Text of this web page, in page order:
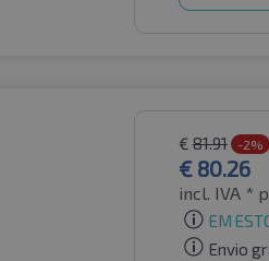
€ 81.91 -2%
€ 80.26
incl. IVA *
EM
Envio